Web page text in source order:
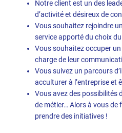
Notre client est un des
d’activité et désireux de
Vous souhaitez rejoindre
service apporté du choix
Vous souhaitez occuper
charge de leur
Vous suivez un parcours
acculturer à l’entreprise et
Vous avez des possibilités
de métier… Alors à vous de
prendre des initiatives !